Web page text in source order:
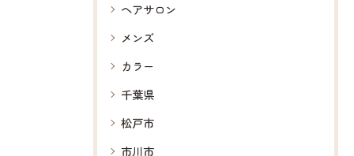
ヘアサロン
メンズ
カラー
千葉県
松戸市
市川市